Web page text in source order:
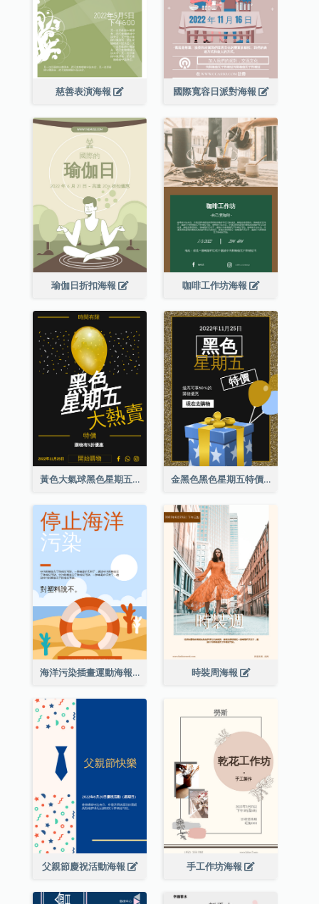
慈善表演海報 國際寬容日派對海報
瑜伽日折扣海報 咖啡工作坊海報
黃色大氣球黑色星期五特價海報 金黑色黑色星期五特價海報
海洋污染插畫運動海報 時裝周海報
父親節慶祝活動海報 手工作坊海報